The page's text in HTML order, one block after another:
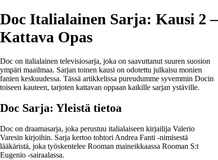
Doc Italialainen Sarja: Kausi 2 –
Kattava Opas
Doc on italialainen televisiosarja, joka on saavuttanut suuren suosion
ympäri maailmaa. Sarjan toinen kausi on odotettu julkaisu monien
fanien keskuudessa. Tässä artikkelissa pureudumme syvemmin Docin
toiseen kauteen, tarjoten kattavan oppaan kaikille sarjan ystäville.
Doc Sarja: Yleistä tietoa
Doc on draamasarja, joka perustuu italialaiseen kirjailija Valerio
Varesin kirjoihin. Sarja kertoo tohtori Andrea Fanti -nimisestä
lääkäristä, joka työskentelee Rooman maineikkaassa Rooman S:t
Eugenio -sairaalassa.